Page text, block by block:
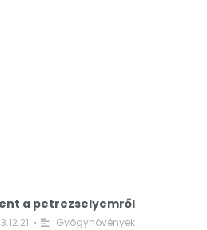
a petrezselyemről
• Gyógynövények